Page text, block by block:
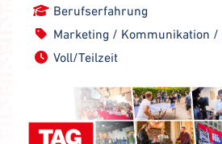
Berufserfahrung
Marketing / Kommunikation /
Voll/Teilzeit